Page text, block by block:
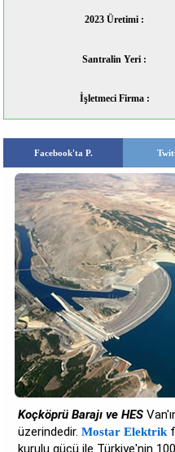
2023 Üretimi :
Santralin Yeri :
İşletmeci Firma :
Facebook'ta P.
Koçköprü Barajı ve HES
üzerindedir.Mostar Elektrik
kurulu gücü ile Türkiye'nin